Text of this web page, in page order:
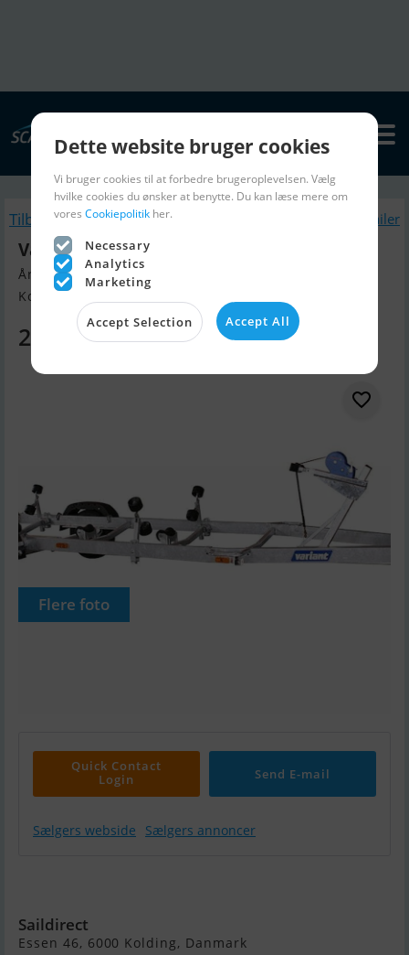
Tilbage Lignende Bådtrailer
Variant Ocean 1350
Årgang 2026, Bådtrailer til salg
Kolding, Danmark
20.975 DKK
Flere foto
Quick Contact
Login
Send E-mail
Sælgers webside Sælgers annoncer
Saildirect
Essen 46, 6000 Kolding, Danmark
Dette website bruger cookies
Vi bruger cookies til at forbedre brugeroplevelsen. Vælg
hvilke cookies du ønsker at benytte. Du kan læse mere om
vores Cookiepolitik her.
Necessary
Analytics
Marketing
Accept Selection Accept All